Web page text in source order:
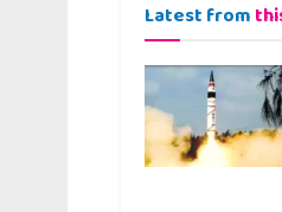
Latest from